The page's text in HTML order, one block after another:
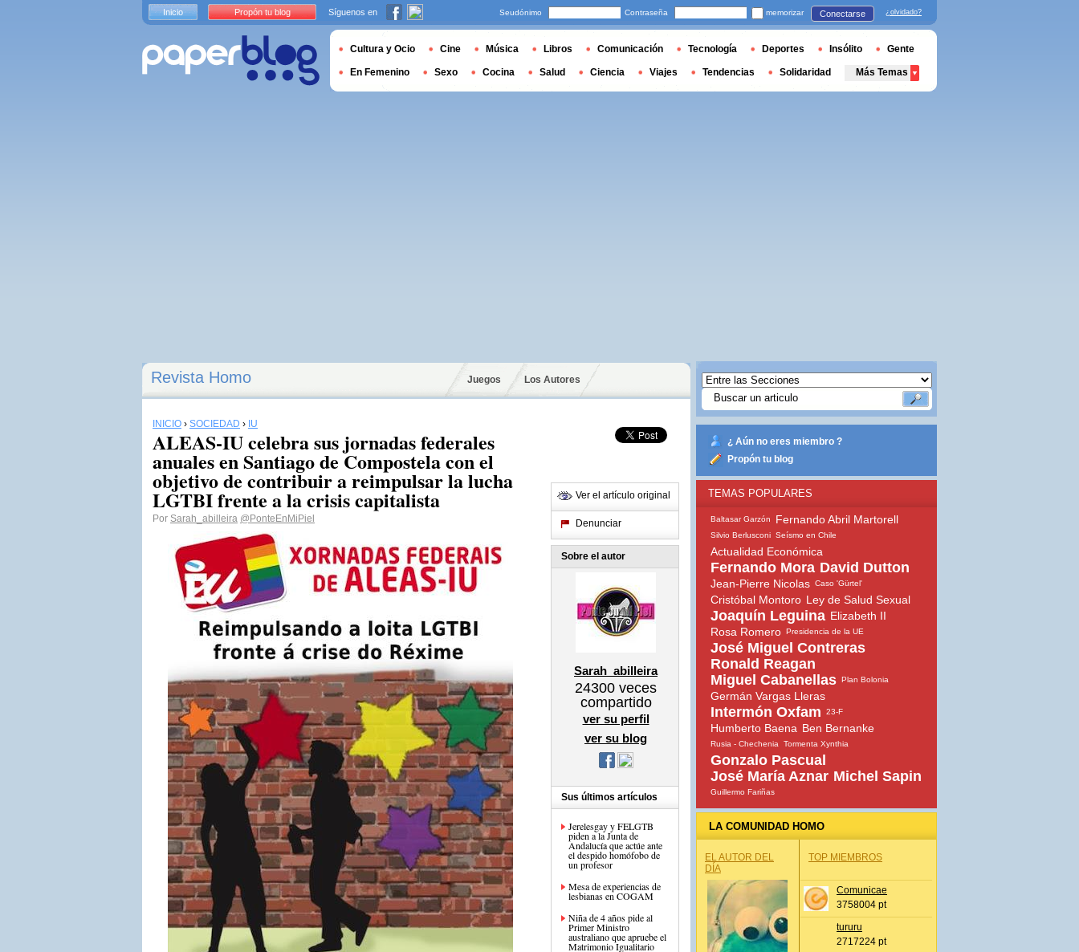
Revista Homo Juegos Los Autores
INICIO › SOCIEDAD › IU
ALEAS-IU celebra sus jornadas federales
anuales en Santiago de Compostela con el
objetivo de contribuir a reimpulsar la lucha
LGTBI frente a la crisis capitalista
Por Sarah_abilleira @PonteEnMiPiel
Ver el artículo original
Denunciar
Sobre el autor
Sarah_abilleira
24300 veces
compartido
ver su perfil
ver su blog
Sus últimos artículos
Jerelesgay y FELGTB
piden a la Junta de
Andalucía que actúe ante
el despido homófobo de
un profesor
Mesa de experiencias de
lesbianas en COGAM
Niña de 4 años pide al
Primer Ministro
australiano que apruebe el
Matrimonio Igualitario
¿ Aún no eres miembro ?
Propón tu blog
TEMAS POPULARES
Baltasar Garzón Fernando Abril Martorell
Silvio Berlusconi Seísmo en Chile
Actualidad Económica
Fernando Mora David Dutton
Jean-Pierre Nicolas Caso 'Gürtel'
Cristóbal Montoro Ley de Salud Sexual
Joaquín Leguina Elizabeth II
Rosa Romero Presidencia de la UE
José Miguel Contreras
Ronald Reagan
Miguel Cabanellas Plan Bolonia
Germán Vargas Lleras
Intermón Oxfam 23-F
Humberto Baena Ben Bernanke
Rusia - Chechenia Tormenta Xynthia
Gonzalo Pascual
José María Aznar Michel Sapin
Guillermo Fariñas
LA COMUNIDAD HOMO
EL AUTOR DEL
DÍA
TOP MIEMBROS
Comunicae
3758004 pt
tururu
2717224 pt
Inicio Propón tu blog Síguenos en Seudónimo Contraseña memorizar Conectarse ¿olvidado?
Cultura y Ocio Cine Música Libros Comunicación Tecnología Deportes Insólito Gente
En Femenino Sexo Cocina Salud Ciencia Viajes Tendencias Solidaridad Más Temas